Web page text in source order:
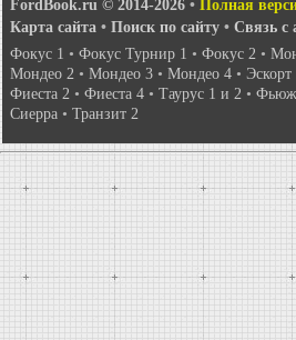
FordBook.ru © 2014-2026 • Полная
Карта сайта • Поиск по сайту • Связь с
Фокус 1 • Фокус Турнир 1 • Фокус 2 •
Мондео 2 • Мондео 3 • Мондео 4 • Эскорт
Фиеста 2 • Фиеста 4 • Таурус 1 и 2 •
Сиерра • Транзит 2